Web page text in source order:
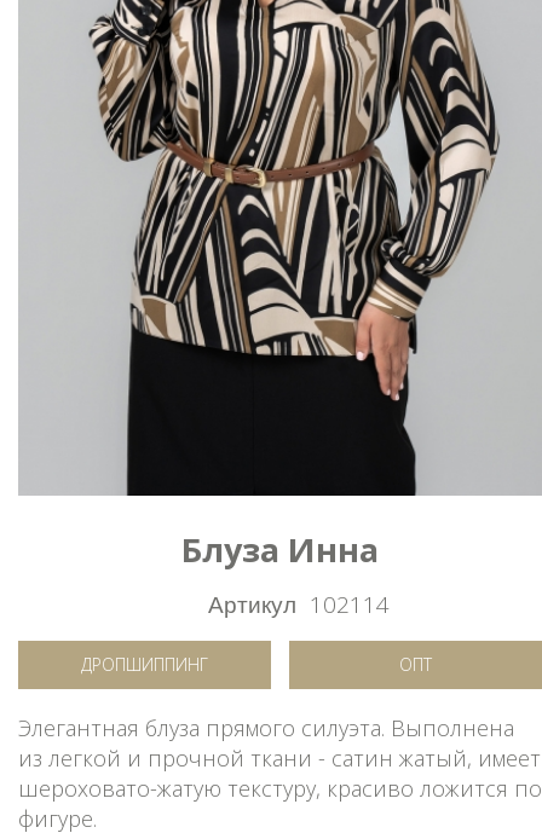
Блуза Инна
Артикул 102114
ДРОПШИППИНГ ОПТ
Элегантная блуза прямого силуэта. Выполнена
из легкой и прочной ткани - сатин жатый, имеет
шероховато-жатую текстуру, красиво ложится по
фигуре.